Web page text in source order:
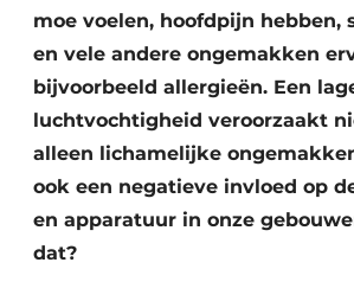
moe voelen, hoofdpijn hebben,
en vele andere ongemakken
bijvoorbeeld allergieën. Een
luchtvochtigheid veroorzaakt
alleen lichamelijke
ook een negatieve invloed op
en apparatuur in onze
dat?